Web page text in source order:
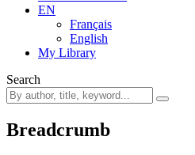
EN
Français
English
My Library
Search
Breadcrumb